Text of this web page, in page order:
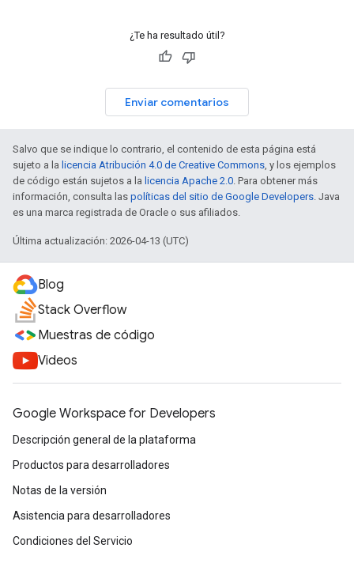
¿Te ha resultado útil?
Enviar comentarios
Salvo que se indique lo contrario, el contenido de esta página está
sujeto a la licencia Atribución 4.0 de Creative Commons, y los ejemplos
de código están sujetos a la licencia Apache 2.0. Para obtener más
información, consulta las políticas del sitio de Google Developers. Java
es una marca registrada de Oracle o sus afiliados.
Última actualización: 2026-04-13 (UTC)
Blog
Stack Overflow
Muestras de código
Videos
Google Workspace for Developers
Descripción general de la plataforma
Productos para desarrolladores
Notas de la versión
Asistencia para desarrolladores
Condiciones del Servicio